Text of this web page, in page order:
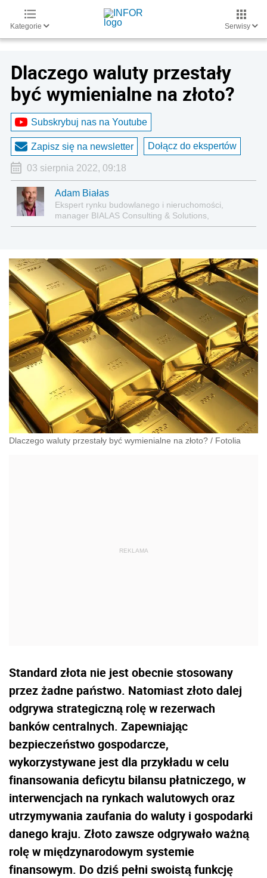
Kategorie Serwisy
Dlaczego waluty przestały
być wymienialne na złoto?
Subskrybuj nas na Youtube
Zapisz się na newsletter Dołącz do ekspertów
03 sierpnia 2022, 09:18
Adam Białas
Ekspert rynku budowlanego i nieruchomości,
manager BIALAS Consulting & Solutions,
dziennikarz biznesowy
Dlaczego waluty przestały być wymienialne na złoto? / Fotolia
Standard złota nie jest obecnie stosowany
przez żadne państwo. Natomiast złoto dalej
odgrywa strategiczną rolę w rezerwach
banków centralnych. Zapewniając
bezpieczeństwo gospodarcze,
wykorzystywane jest dla przykładu w celu
finansowania deficytu bilansu płatniczego, w
interwencjach na rynkach walutowych oraz
utrzymywania zaufania do waluty i gospodarki
danego kraju. Złoto zawsze odgrywało ważną
rolę w międzynarodowym systemie
finansowym. Do dziś pełni swoistą funkcję